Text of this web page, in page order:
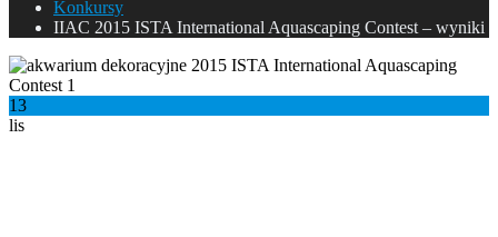
Konkursy
IIAC 2015 ISTA International Aquascaping Contest – wyniki
13
lis